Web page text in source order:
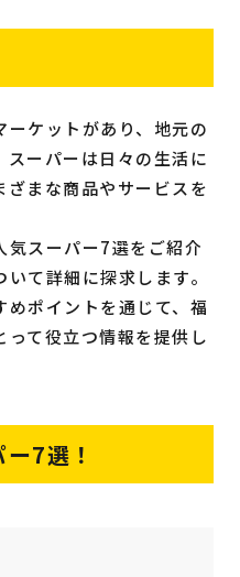
ケットがあり、地元の
スーパーは日々の生活に
まな商品やサービスを
気スーパー7選をご紹介
て詳細に探求します。
めポイントを通じて、福
て役立つ情報を提供し
7選！